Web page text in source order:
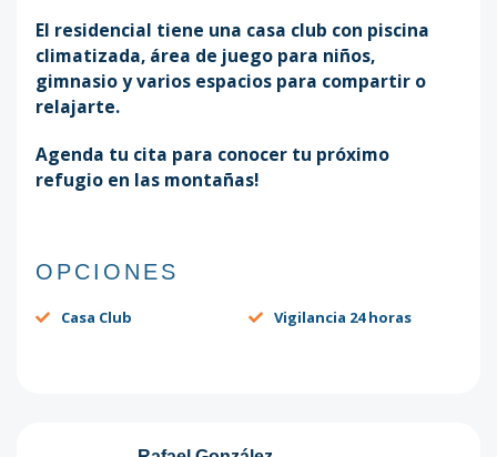
El residencial tiene una casa club con piscina
climatizada, área de juego para niños,
gimnasio y varios espacios para compartir o
relajarte.
Agenda tu cita para conocer tu próximo
refugio en las montañas!
OPCIONES
Casa Club Vigilancia 24 horas